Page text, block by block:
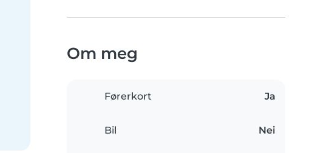
Om meg
Førerkort Ja
Bil Nei